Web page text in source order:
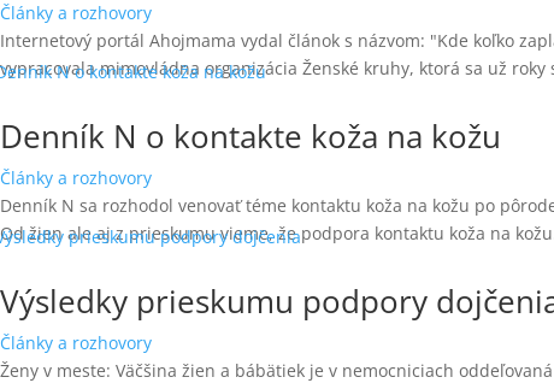
Články a rozhovory
Internetový portál Ahojmama vydal článok s názvom: "Kde koľko
vypracovala mimovládna organizácia Ženské kruhy, ktorá sa už roky
Denník N o kontakte koža na kožu
Články a rozhovory
Denník N sa rozhodol venovať téme kontaktu koža na kožu po
Od žien ale aj z prieskumu vieme, že podpora kontaktu koža na
Výsledky prieskumu podpory
Články a rozhovory
Ženy v meste: Väčšina žien a bábätiek je v nemocniciach